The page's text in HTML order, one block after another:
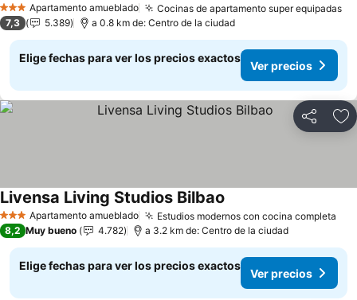
3 EstrellasApartamento amueblado Cocinas de apartamento super equipadas
7,3 5.389 a 0.8 km de: Centro de la ciudad
Elige fechas para ver los precios exactos
Ver precios
Compartir
3 EstrellasApartamento amueblado Estudios modernos con cocina completa
Livensa Living Studios Bilbao
8,2 Muy bueno 4.782 a 3.2 km de: Centro de la ciudad
Elige fechas para ver los precios exactos
Ver precios